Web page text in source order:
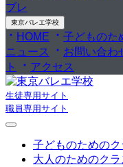
ブレ
東京バレエ学校
HOME 子どものた
ニュース
お問い合わ
ト
アクセス
生徒専用サイト
職員専用サイト
子どものためのク
大人のためのクラ